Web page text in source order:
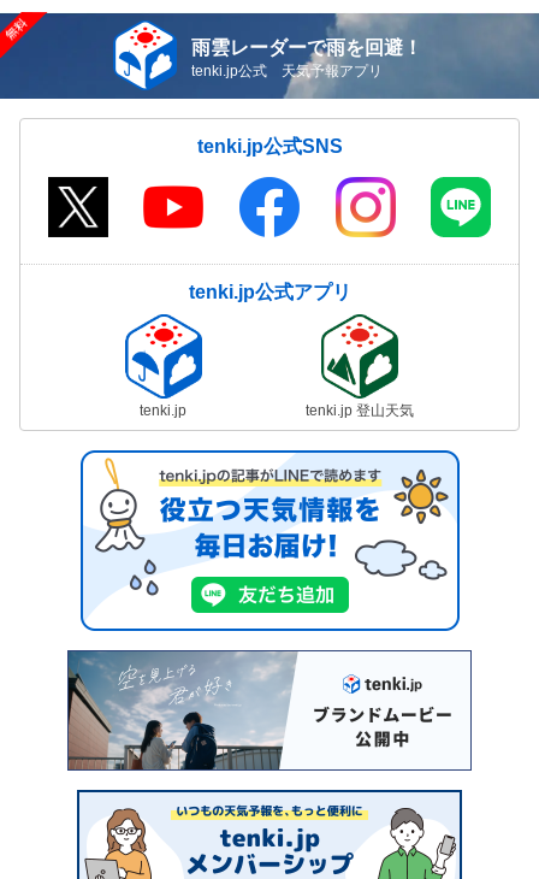
雨雲レーダーで雨を回避！
tenki.jp公式 天気予報アプリ
tenki.jp公式SNS
tenki.jp公式アプリ
tenki.jp tenki.jp 登山天気